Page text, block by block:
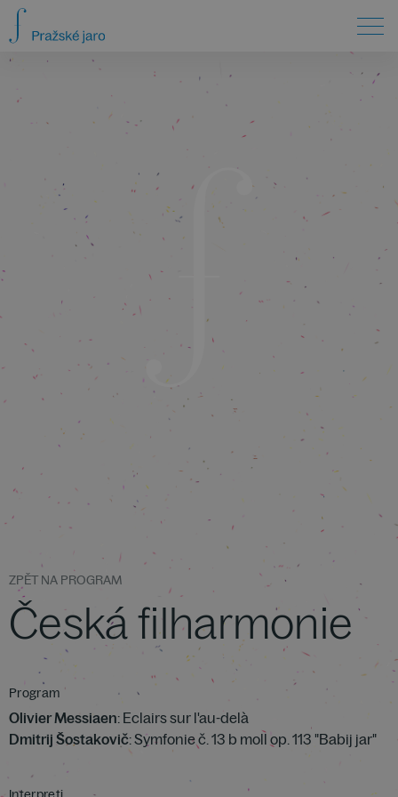
ZPĚT NA PROGRAM
Česká filharmonie
Program
Olivier Messiaen: Eclairs sur l'au-delà
Dmitrij Šostakovič: Symfonie č. 13 b moll op. 113 "Babij jar"